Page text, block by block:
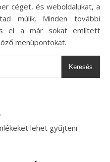
céget, és weboldalukat, a
múlik. Minden további
el a már sokat említett
menüpontokat.
Keresés
lehet gyűjteni